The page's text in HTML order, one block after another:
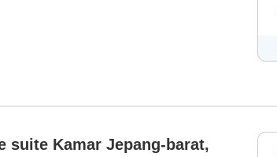
suite Kamar Jepang-barat,